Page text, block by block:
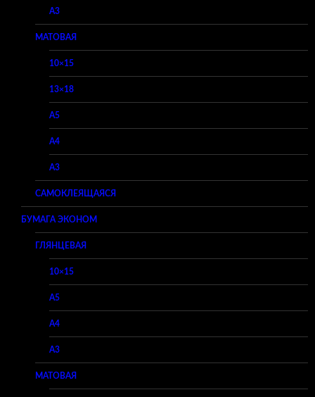
A3
МАТОВАЯ
10×15
13×18
A5
A4
A3
САМОКЛЕЯЩАЯСЯ
БУМАГА ЭКОНОМ
ГЛЯНЦЕВАЯ
10×15
A5
A4
A3
МАТОВАЯ